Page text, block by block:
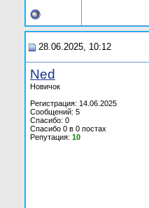
28.06.2025, 10:12
Ned
Новичок
Регистрация: 14.06.2025
Сообщений: 5
Спасибо: 0
Спасибо 0 в 0 постах
Репутация: 10